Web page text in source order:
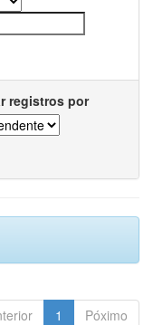
registros por
1 Póximo